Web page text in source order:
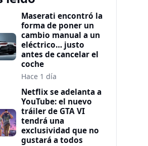
Maserati encontró la
forma de poner un
cambio manual a un
eléctrico… justo
antes de cancelar el
coche
Hace 1 día
Netflix se adelanta a
YouTube: el nuevo
tráiler de GTA VI
tendrá una
exclusividad que no
gustará a todos